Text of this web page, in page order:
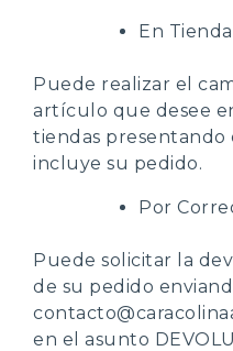
En Tienda
Puede realizar el
artículo que desee
tiendas
incluye su pedido.
Por
Puede solicitar la
de su pedido
en el asunto